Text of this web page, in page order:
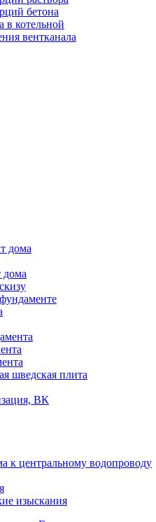
бетона
в котельной
вентканала
дома
дома
шведская плита
ВК
к центральному водопроводу
изыскания